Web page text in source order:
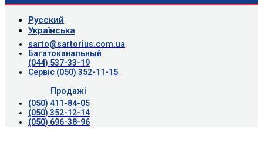
Русский
Українська
sarto@sartorius.com.ua
Багатоканальный
(044) 537-33-19
Сервіс (050) 352-11-15
Продажі
(050) 411-84-05
(050) 352-12-14
(050) 696-38-96